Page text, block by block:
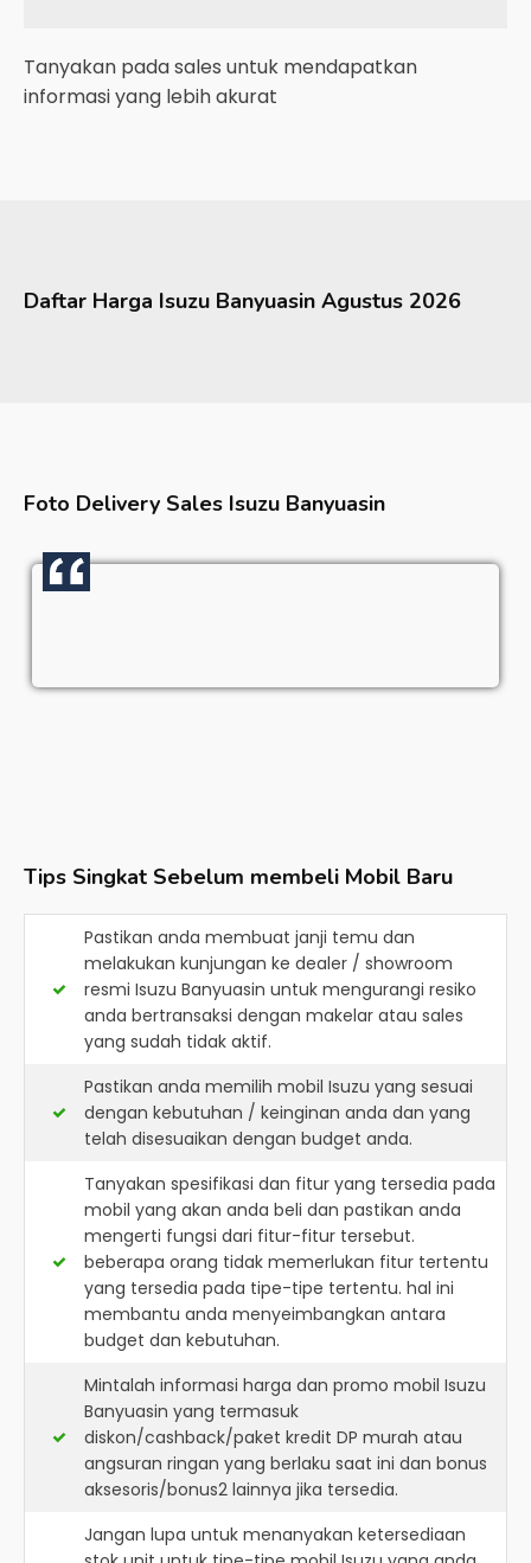
Tanyakan pada sales untuk mendapatkan
informasi yang lebih akurat
Daftar Harga Isuzu Banyuasin Agustus 2026
Foto Delivery Sales Isuzu Banyuasin
Tips Singkat Sebelum membeli Mobil Baru
Pastikan anda membuat janji temu dan
melakukan kunjungan ke dealer / showroom
resmi Isuzu Banyuasin untuk mengurangi resiko
anda bertransaksi dengan makelar atau sales
yang sudah tidak aktif.
Pastikan anda memilih mobil Isuzu yang sesuai
dengan kebutuhan / keinginan anda dan yang
telah disesuaikan dengan budget anda.
Tanyakan spesifikasi dan fitur yang tersedia pada
mobil yang akan anda beli dan pastikan anda
mengerti fungsi dari fitur-fitur tersebut.
beberapa orang tidak memerlukan fitur tertentu
yang tersedia pada tipe-tipe tertentu. hal ini
membantu anda menyeimbangkan antara
budget dan kebutuhan.
Mintalah informasi harga dan promo mobil Isuzu
Banyuasin yang termasuk
diskon/cashback/paket kredit DP murah atau
angsuran ringan yang berlaku saat ini dan bonus
aksesoris/bonus2 lainnya jika tersedia.
Jangan lupa untuk menanyakan ketersediaan